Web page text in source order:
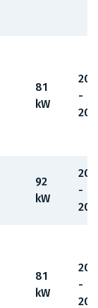
81
kW
-
92
kW
-
81
kW
-